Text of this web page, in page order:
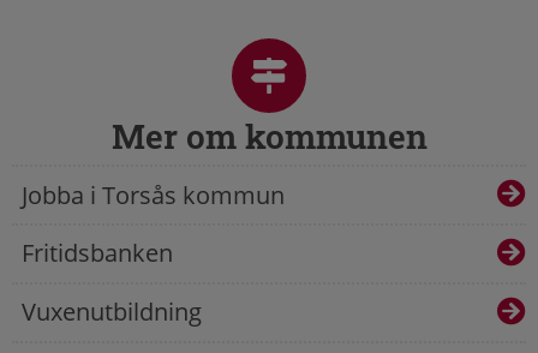
Mer om kommunen
Jobba i Torsås kommun
Fritidsbanken
Vuxenutbildning